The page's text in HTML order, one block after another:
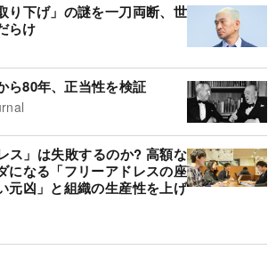
り下げ」の謎を一刀両断、世
らけ
ら80年、正当性を検証
ス」は失敗するのか? 高額な
になる「フリーアドレスの座
元凶」と組織の生産性を上げ